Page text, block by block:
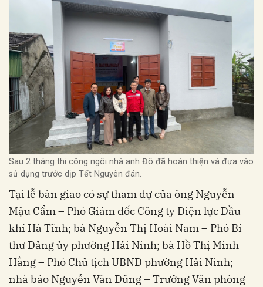
Sau 2 tháng thi công ngôi nhà anh Đô đã hoàn thiện và đưa vào
sử dụng trước dịp Tết Nguyên đán.
Tại lễ bàn giao có sự tham dự của ông Nguyễn
Mậu Cẩm – Phó Giám đốc Công ty Điện lực Dầu
khí Hà Tĩnh; bà Nguyễn Thị Hoài Nam – Phó Bí
thư Đảng ủy phường Hải Ninh; bà Hồ Thị Minh
Hằng – Phó Chủ tịch UBND phường Hải Ninh;
nhà báo Nguyễn Văn Dũng – Trưởng Văn phòng